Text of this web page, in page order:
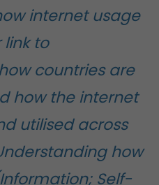
internet usage
to
countries are
how the internet
utilised across
how
Information; Self-